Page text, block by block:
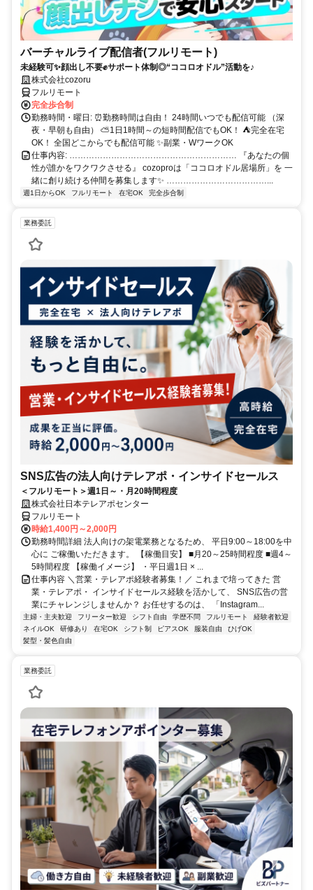
バーチャルライブ配信者(フルリモート)
未経験可✨顔出し不要✊サポート体制◎“ココロオドル”活動を♪
株式会社cozoru
フルリモート
完全歩合制
勤務時間・曜日: ⏰勤務時間は自由！ 24時間いつでも配信可能 （深
夜・早朝も自由） ⛅1日1時間～の短時間配信でもOK！ ⛺完全在宅
OK！ 全国どこからでも配信可能 ✨副業・WワークOK
仕事内容: …………………………………………………… 『あなたの個
性が誰かをワクワクさせる』 cozoproは「ココロオドル居場所」を 一
緒に創り続ける仲間を募集します✨ ………………………………...
週1日からOK フルリモート 在宅OK 完全歩合制
業務委託
SNS広告の法人向けテレアポ・インサイドセールス
＜フルリモート＞週1日～・月20時間程度
株式会社日本テレアポセンター
フルリモート
時給1,400円～2,000円
勤務時間詳細 法人向けの架電業務となるため、 平日9:00～18:00を中
心に ご稼働いただきます。 【稼働目安】 ■月20～25時間程度 ■週4～
5時間程度 【稼働イメージ】 ・平日週1日 × ...
仕事内容 ＼営業・テレアポ経験者募集！／ これまで培ってきた 営
業・テレアポ・ インサイドセールス経験を活かして、 SNS広告の営
業にチャレンジしませんか？ お任せするのは、 「Instagram...
主婦・主夫歓迎 フリーター歓迎 シフト自由 学歴不問 フルリモート
経験者歓迎
ネイルOK
研修あり 在宅OK シフト制 ピアスOK 服装自由
ひげOK
髪型・髪色自由
業務委託